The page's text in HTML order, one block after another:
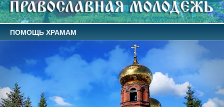
ПОМОЩЬ ХРАМАМ